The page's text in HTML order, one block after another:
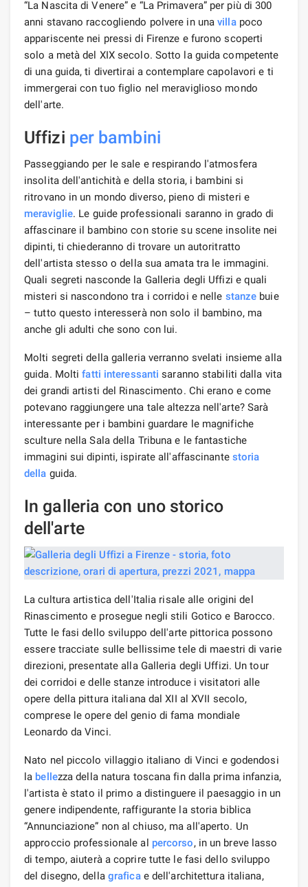
“La Nascita di Venere” e “La Primavera” per più di 300
anni stavano raccogliendo polvere in unavillapoco
appariscente nei pressi di Firenze e furono scoperti
solo a metà del XIX secolo. Sotto la guida competente
di una guida, ti divertirai a contemplare capolavori e ti
immergerai con tuo figlio nel meraviglioso mondo
dell'arte.
Uffizi per bambini
Passeggiando per le sale e respirando l'atmosfera
insolita dell'antichità e della storia, i bambini si
ritrovano in un mondo diverso, pieno di misteri e
meraviglie. Le guide professionali saranno in grado di
affascinare il bambino con storie su scene insolite nei
dipinti, ti chiederanno di trovare un autoritratto
dell'artista stesso o della sua amata tra le immagini.
Quali segreti nasconde la Galleria degli Uffizi e quali
misteri si nascondono tra i corridoi e nelle stanze buie
– tutto questo interesserà non solo il bambino, ma
anche gli adulti che sono con lui.
Molti segreti della galleria verranno svelati insieme alla
guida. Moltifatti interessanti saranno stabiliti dalla vita
dei grandi artisti del Rinascimento. Chi erano e come
potevano raggiungere una tale altezza nell'arte? Sarà
interessante per i bambini guardare le magnifiche
sculture nella Sala della Tribuna e le fantastiche
immagini sui dipinti, ispirate all'affascinante storia
della guida.
In galleria con uno storico
dell'arte
La cultura artistica dell'Italia risale alle origini del
Rinascimento e prosegue negli stili Gotico e Barocco.
Tutte le fasi dello sviluppo dell'arte pittorica possono
essere tracciate sulle bellissime tele di maestri di varie
direzioni, presentate alla Galleria degli Uffizi. Un tour
dei corridoi e delle stanze introduce i visitatori alle
opere della pittura italiana dal XII al XVII secolo,
comprese le opere del genio di fama mondiale
Leonardo da Vinci.
Nato nel piccolo villaggio italiano di Vinci e godendosi
la bellezza della natura toscana fin dalla prima infanzia,
l'artista è stato il primo a distinguere il paesaggio in un
genere indipendente, raffigurante la storia biblica
“Annunciazione” non al chiuso, ma all'aperto. Un
approccio professionale al percorso, in un breve lasso
di tempo, aiuterà a coprire tutte le fasi dello sviluppo
del disegno, della graficae dell'architettura italiana,